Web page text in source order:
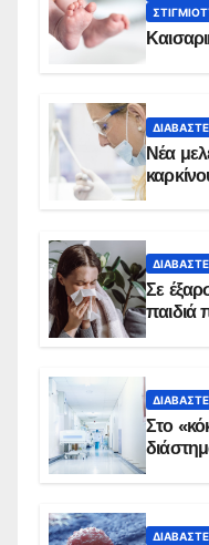
ΔΙΑΒΆΣΤΕ
Νέα
ΔΙΑΒΆΣΤΕ
Σε
παιδιά
ΔΙΑΒΆΣΤΕ
Στο
ΔΙΑΒΆΣΤΕ